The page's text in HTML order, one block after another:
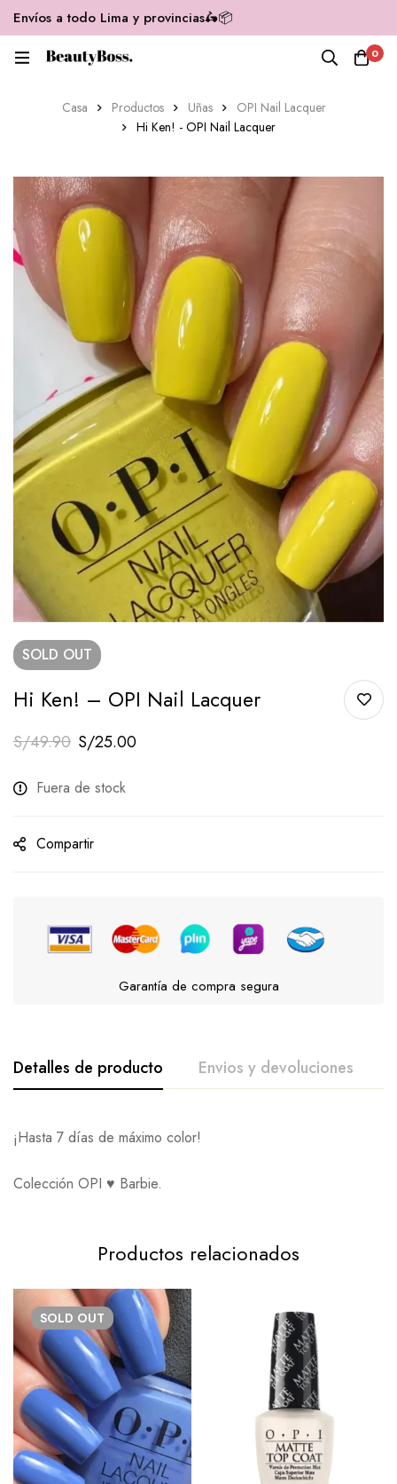
Envíos a todo Lima y provincias🛵📦
0
Casa Productos Uñas
OPI Nail Lacquer
Hi Ken! - OPI Nail Lacquer
SOLD OUT
Hi Ken! – OPI Nail Lacquer
S/49.90 S/25.00
Fuera de stock
Compartir
Garantía de compra segura
Detalles de producto Envios y devoluciones
¡Hasta 7 días de máximo color!
Colección OPI ♥️ Barbie.
Productos relacionados
SOLD OUT